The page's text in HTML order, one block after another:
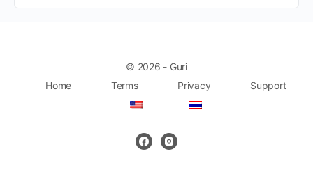
© 2026 - Guri
Home
Terms Privacy Support